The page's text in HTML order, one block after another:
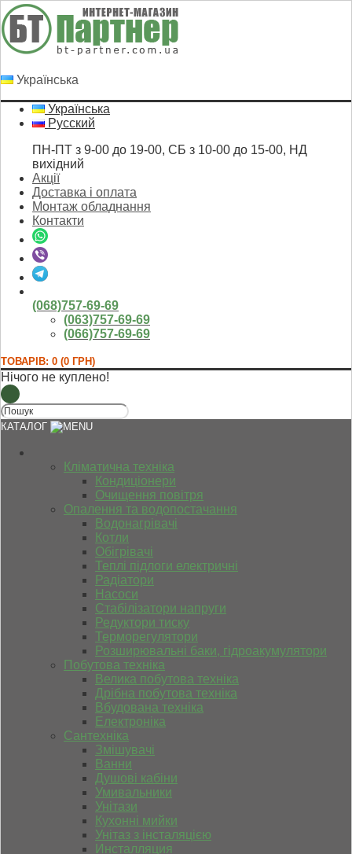
Українська
Українська
Русский
ПН-ПТ з 9-00 до 19-00, СБ з 10-00 до 15-00, НД
вихідний
Акції
Доставка і оплата
Монтаж обладнання
Контакти
(068)757-69-69
(063)757-69-69
(066)757-69-69
ТОВАРІВ: 0 (0 ГРН)
Нічого не куплено!
КАТАЛОГ
Кліматична техніка
Кондиціонери
Очищення повітря
Опалення та водопостачання
Водонагрівачі
Котли
Обігрівачі
Теплі підлоги електричні
Радіатори
Насоси
Стабілізатори напруги
Редуктори тиску
Терморегулятори
Розширювальні баки, гідроакумулятори
Побутова техніка
Велика побутова техніка
Дрібна побутова техніка
Вбудована техніка
Електроніка
Сантехніка
Змішувачі
Ванни
Душові кабіни
Умивальники
Унітази
Кухонні мийки
Унітаз з інсталяцією
Инсталляция